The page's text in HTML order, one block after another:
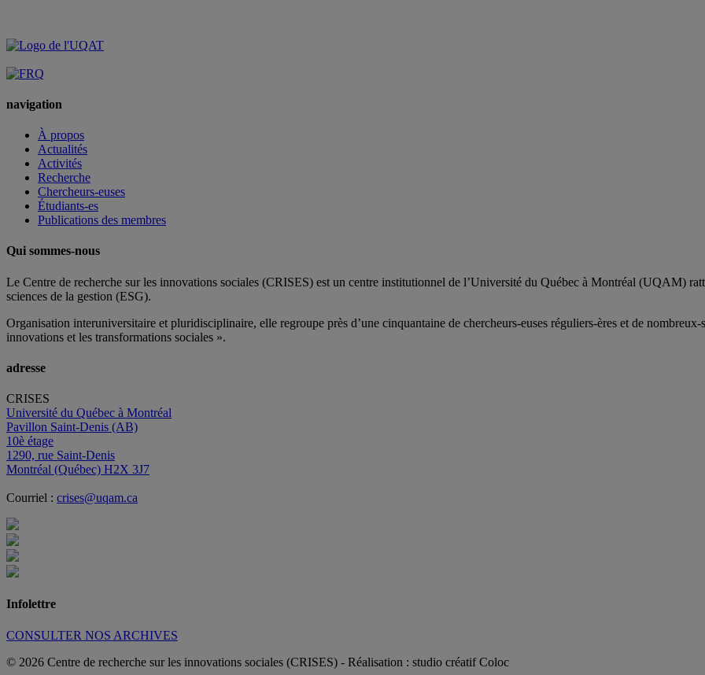
navigation
À propos
Actualités
Activités
Recherche
Chercheurs-euses
Étudiants-es
Publications des membres
Qui sommes-nous
Le Centre de recherche sur les innovations sociales (CRISES) est un centre institutionnel de l’Université du Québec à Montréal (UQAM)
sciences de la gestion (ESG).
Organisation interuniversitaire et pluridisciplinaire, elle regroupe près d’une cinquantaine de chercheurs-euses réguliers-ères et de nombreux-
innovations et les transformations sociales ».
adresse
CRISES
Université du Québec à Montréal
Pavillon Saint-Denis (AB)
10è étage
1290, rue Saint-Denis
Montréal (Québec) H2X 3J7
Courriel : crises@uqam.ca
Infolettre
CONSULTER NOS ARCHIVES
© 2026 Centre de recherche sur les innovations sociales (CRISES) - Réalisation : studio créatif Coloc